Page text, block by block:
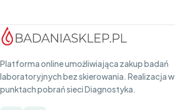
Platforma online umożliwiająca zakup badań
laboratoryjnych bez skierowania. Realizacja w
punktach pobrań sieci Diagnostyka.